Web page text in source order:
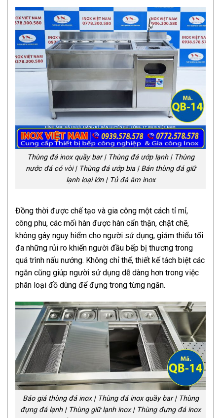
Thùng đá inox quầy bar | Thùng đá ướp lạnh | Thùng
nước đá có vòi | Thùng đá ướp bia | Bán thùng đá giữ
lạnh loại lớn | Tủ đá âm inox
Đồng thời được chế tạo và gia công một cách tỉ mỉ,
công phu, các mối hàn được hàn cẩn thận, chặt chẽ,
không gây nguy hiểm cho người sử dụng, giảm thiểu tối
đa những rủi ro khiến người đầu bếp bị thương trong
quá trình nấu nướng. Không chỉ thế, thiết kế tách biệt các
ngăn cũng giúp người sử dụng dễ dàng hơn trong việc
phân loại đồ dùng để đựng trong từng ngăn.
Báo giá thùng đá inox | Thùng đá inox quầy bar | Thùng
đựng đá lạnh | Thùng giữ lạnh inox | Thùng đựng đá inox